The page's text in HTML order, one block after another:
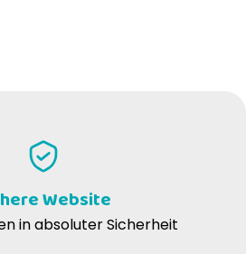
Website
in absoluter Sicherheit